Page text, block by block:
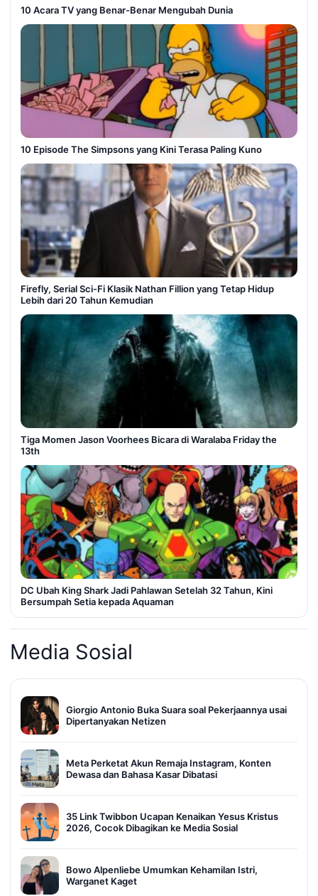
10 Acara TV yang Benar-Benar Mengubah Dunia
10 Episode The Simpsons yang Kini Terasa Paling Kuno
Firefly, Serial Sci-Fi Klasik Nathan Fillion yang Tetap Hidup
Lebih dari 20 Tahun Kemudian
Tiga Momen Jason Voorhees Bicara di Waralaba Friday the
13th
DC Ubah King Shark Jadi Pahlawan Setelah 32 Tahun, Kini
Bersumpah Setia kepada Aquaman
Media Sosial
Giorgio Antonio Buka Suara soal Pekerjaannya usai
Dipertanyakan Netizen
Meta Perketat Akun Remaja Instagram, Konten
Dewasa dan Bahasa Kasar Dibatasi
35 Link Twibbon Ucapan Kenaikan Yesus Kristus
2026, Cocok Dibagikan ke Media Sosial
Bowo Alpenliebe Umumkan Kehamilan Istri,
Warganet Kaget